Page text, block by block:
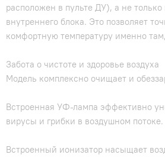
расположен в пульте ДУ), а не только
внутреннего блока. Это позволяет
комфортную температуру именно
Забота о чистоте и здоровье воздуха
Модель комплексно очищает и
Встроенная УФ‑лампа эффективно
вирусы и грибки в воздушном потоке.
Встроенный ионизатор насыщает